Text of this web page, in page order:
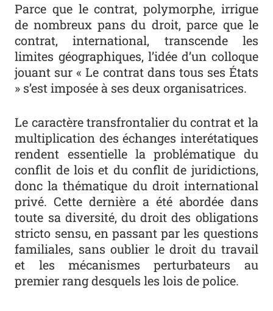
Parce que le contrat, polymorphe, irrigue
de nombreux pans du droit, parce que le
contrat, international, transcende les
limites géographiques, l’idée d’un colloque
jouant sur « Le contrat dans tous ses États
» s’est imposée à ses deux organisatrices.
Le caractère transfrontalier du contrat et la
multiplication des échanges interétatiques
rendent essentielle la problématique du
conflit de lois et du conflit de juridictions,
donc la thématique du droit international
privé. Cette dernière a été abordée dans
toute sa diversité, du droit des obligations
stricto sensu, en passant par les questions
familiales, sans oublier le droit du travail
et les mécanismes perturbateurs au
premier rang desquels les lois de police.